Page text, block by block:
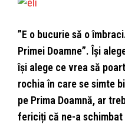
”E o bucurie să o
Primei Doamne”. Își
își alege ce vrea să
rochia în care se simte
pe Prima Doamnă, ar
fericiți că ne-a schimbat